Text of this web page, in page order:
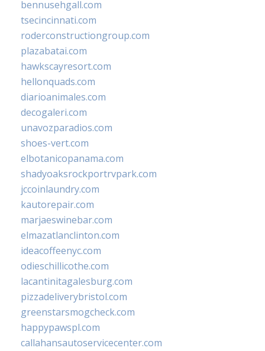
bennusehgall.com
tsecincinnati.com
roderconstructiongroup.com
plazabatai.com
hawkscayresort.com
hellonquads.com
diarioanimales.com
decogaleri.com
unavozparadios.com
shoes-vert.com
elbotanicopanama.com
shadyoaksrockportrvpark.com
jccoinlaundry.com
kautorepair.com
marjaeswinebar.com
elmazatlanclinton.com
ideacoffeenyc.com
odieschillicothe.com
lacantinitagalesburg.com
pizzadeliverybristol.com
greenstarsmogcheck.com
happypawspl.com
callahansautoservicecenter.com